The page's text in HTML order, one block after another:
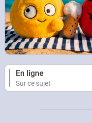
En ligne
Sur ce sujet